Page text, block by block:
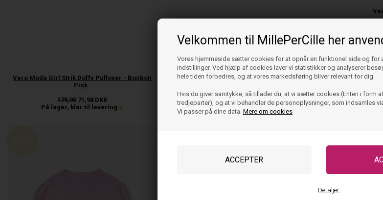
Velkommen til MillePerCille her
Vores hjemmeside sætter cookies for at opnår en funktionel side og for
indstillinger. Ved hjælp af cookies laver vi statistikker og analyserer
hele tiden forbedres, og at vores markedsføring bliver relevant for dig.
Hvis du giver samtykke, så tillader du, at vi sætter cookies (Enten i form
tredjeparter), og at vi behandler de personoplysninger, som indsamles
Vi passer på dine data. Mere om cookies
Detaljer
Vero Moda Girl Strik Doffy Pullover - Bonbon
Pink
179,95 71,98 DKK
På lager, klar til levering